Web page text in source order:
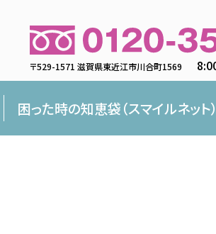
〒529-1571 滋賀県東近江市川合町1569
困った時の知恵袋（スマイルネット）